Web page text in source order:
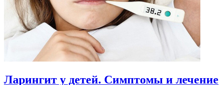
Ларингит у детей. Симптомы и лечение